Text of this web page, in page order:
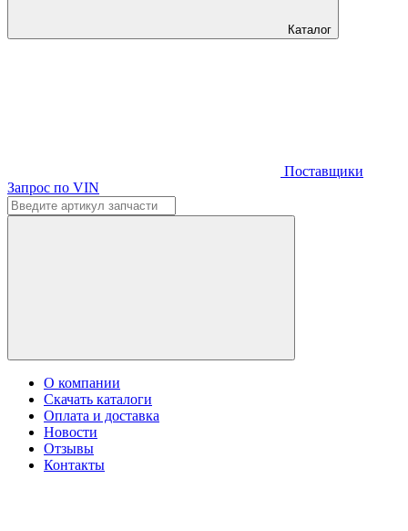
Каталог
Поставщики
Запрос по VIN
О компании
Скачать каталоги
Оплата и доставка
Новости
Отзывы
Контакты